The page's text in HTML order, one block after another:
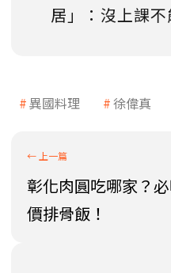
居」：沒上課
異國料理 徐偉真
彰化肉圓吃哪家？
價排骨飯！